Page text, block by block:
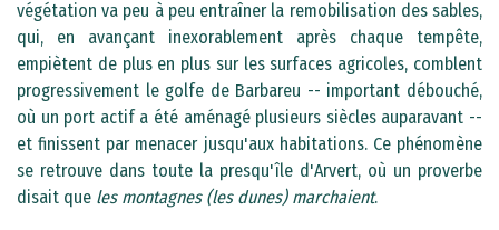
végétation va peu à peu entraîner la remobilisation des sables,
qui, en avançant inexorablement après chaque tempête,
empiètent de plus en plus sur les surfaces agricoles, comblent
progressivement le golfe de Barbareu -- important débouché,
où un port actif a été aménagé plusieurs siècles auparavant --
et finissent par menacer jusqu'aux habitations. Ce phénomène
se retrouve dans toute la presqu'île d'Arvert, où un proverbe
disait que les montagnes (les dunes) marchaient.